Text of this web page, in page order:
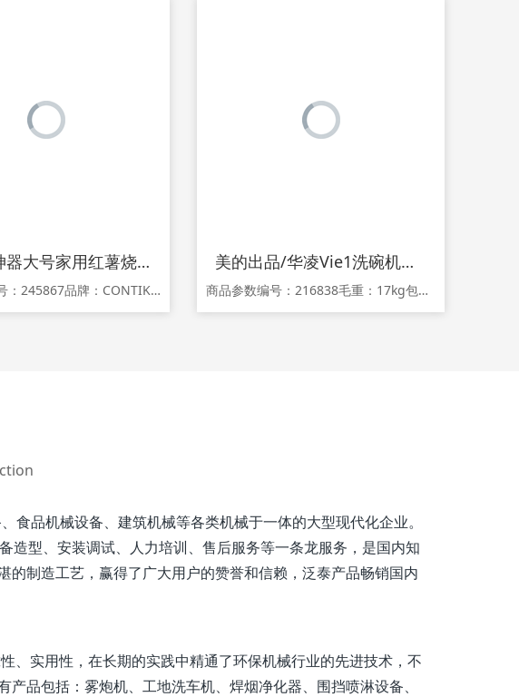
烤红薯神器大号家用红薯烧烤锅烤地瓜红薯烤肉盘烧烤炉烧烤架烤番
商品参数编号：245867品牌：CONTIKI/康智奇产地：产地颜色分类：第3代24CM搪瓷盖【适合1-2人】 第3代24CM玻璃盖【适合1-2人】 第3代26CM搪瓷盖【适合3-4人】 第3代26CM玻璃盖【适合3-4人】 第3代28CM搪瓷盖【适合4-5人】 第3代28上市时间：其他货号：1839203_YhTkk具体规格：3DLnc商品详情
美的出品/华凌Vie1洗碗机台式免安装小型迷你家用全自动风干
商品参数编号：216838毛重：17kg包装尺寸：532x552x558mm尺寸：435x420x435mm净重：14.5kg品牌：Midea/美的型号：vie1安装方式：独立式(自由摆放)洗涤方式：喷淋式餐具套数：4套控制方式：电子式开合方式：前开式堆码层数极限：6层喷臂：上/中/下智能类型：其他智能上市时间：2019-07最大耗水量：5L每次耗电量：0.57Kwh/24h最长洗涤时间：119分
品机械设备、建筑机械等各类机械于一体的大型现代化企业。
造型、安装调试、人力培训、售后服务等一条龙服务，是国内知
制造工艺，赢得了广大用户的赞誉和信赖，泛泰产品畅销国内
实用性，在长期的实践中精通了环保机械行业的先进技术，不
品包括：雾炮机、工地洗车机、焊烟净化器、围挡喷淋设备、